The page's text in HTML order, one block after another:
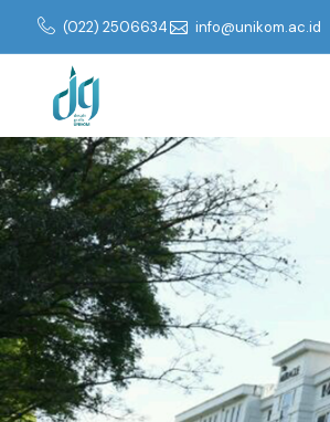
(022) 2506634 info@unikom.ac.id